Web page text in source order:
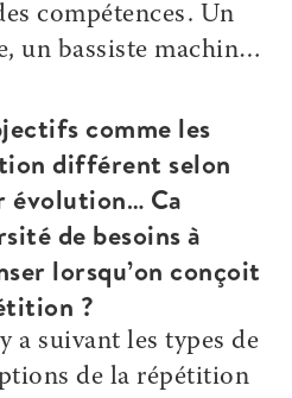
compétences. Un
un bassiste machin…
comme les
différent selon
évolution… Ca
de besoins à
lorsqu’on conçoit
?
a suivant les types de
de la répétition